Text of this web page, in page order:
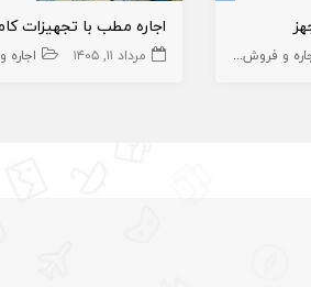
و فروش مطب دندانپزشک املاک،سهام و امتیاز
اجاره مطب با تجهیزات
مرداد ۱۱, ۱۴۰۵ اجاره